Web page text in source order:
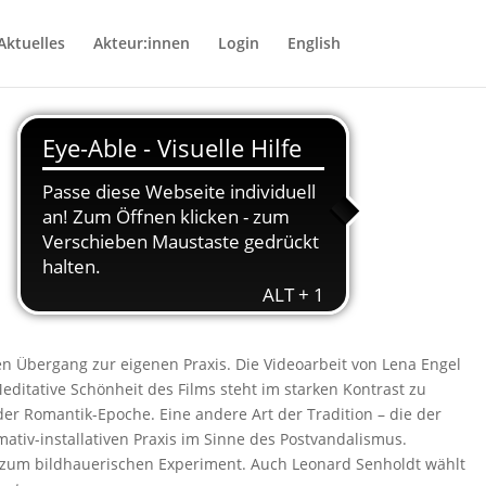
Akteur:innen Login English
zur eigenen Praxis. Die Videoarbeit von Lena Engel
Schönheit des Films steht im starken Kontrast zu
Romantik-Epoche. Eine andere Art der Tradition – die der
installativen Praxis im Sinne des Postvandalismus.
bildhauerischen Experiment. Auch Leonard Senholdt wählt